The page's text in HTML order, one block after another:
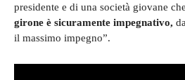
presidente e di una società giovane
girone è sicuramente impegnativo,
il massimo impegno”.